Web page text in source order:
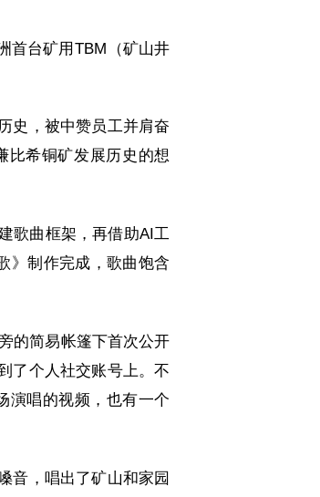
首台矿用TBM（矿山井
史，被中赞员工并肩奋
比希铜矿发展历史的想
歌曲框架，再借助AI工
》制作完成，歌曲饱含
的简易帐篷下首次公开
了个人社交账号上。不
演唱的视频，也有一个
音，唱出了矿山和家园